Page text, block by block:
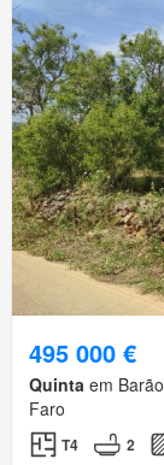
495 000 €
Quinta em
Faro
T4 2